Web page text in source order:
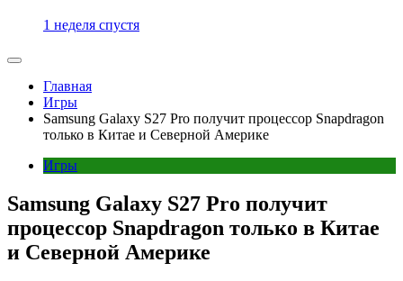
1 неделя спустя
Главная
Игры
Samsung Galaxy S27 Pro получит процессор Snapdragon
только в Китае и Северной Америке
Игры
Samsung Galaxy S27 Pro получит
процессор Snapdragon только в Китае
и Северной Америке